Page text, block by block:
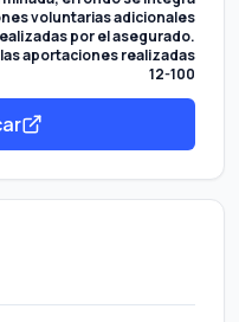
voluntarias adicionales
por el asegurado.
aportaciones realizadas
12-100